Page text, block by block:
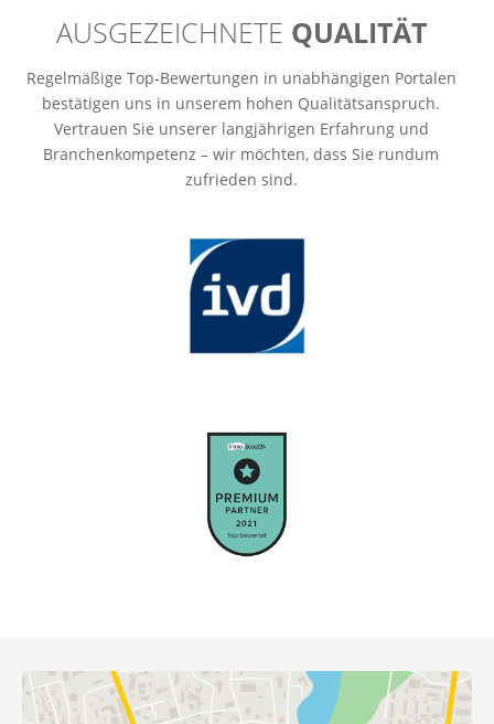
AUSGEZEICHNETE QUALITÄT
Regelmäßige Top-Bewertungen in unabhängigen Portalen
bestätigen uns in unserem hohen Qualitätsanspruch.
Vertrauen Sie unserer langjährigen Erfahrung und
Branchenkompetenz – wir möchten, dass Sie rundum
zufrieden sind.